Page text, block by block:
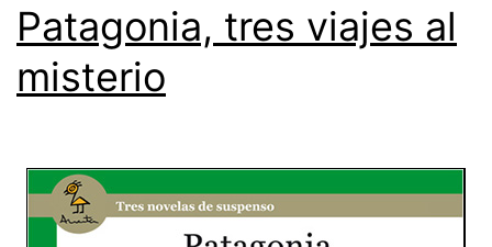
Patagonia, tres viajes al
misterio